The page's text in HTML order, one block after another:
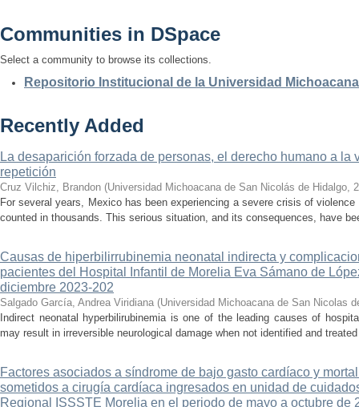
Communities in DSpace
Select a community to browse its collections.
Repositorio Institucional de la Universidad
Recently Added
La desaparición forzada de personas, el derecho humano a la
repetición
Cruz Vilchiz, Brandon (Universidad Michoacana de San Nicolás de Hidalgo,
For several years, Mexico has been experiencing a severe crisis of
counted in thousands. This serious situation, and its consequences, have
Causas de hiperbilirrubinemia neonatal indirecta y
pacientes del Hospital Infantil de Morelia Eva Sámano de
diciembre 2023-202
Salgado García, Andrea Viridiana (Universidad Michoacana de San Nicolas
Indirect neonatal hyperbilirubinemia is one of the leading causes of
may result in irreversible neurological damage when not identified and
Factores asociados a síndrome de bajo gasto cardíaco y
sometidos a cirugía cardíaca ingresados en unidad de
Regional ISSSTE Morelia en el periodo de mayo a octubre de